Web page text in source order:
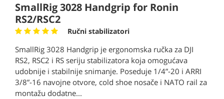
SmallRig 3028 Handgrip for Ronin
RS2/RSC2
Ručni stabilizatori
SmallRig 3028 Handgrip je ergonomska ručka za DJI
RS2, RSC2 i RS seriju stabilizatora koja omogućava
udobnije i stabilnije snimanje. Poseduje 1/4”-20 i ARRI
3/8”-16 navojne otvore, cold shoe nosače i NATO rail za
montažu dodatne...